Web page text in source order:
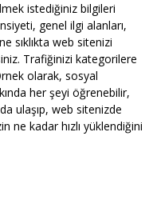
istediğiniz bilgileri
genel ilgi alanları,
sıklıkta web sitenizi
Trafiğinizi kategorilere
olarak, sosyal
her şeyi öğrenebilir,
da ulaşıp, web sitenizde
ne kadar hızlı yüklendiğini